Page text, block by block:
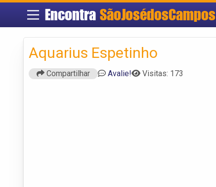
Encontra SãoJosédosCampos
Aquarius Espetinho
Compartilhar Avalie! Visitas: 173